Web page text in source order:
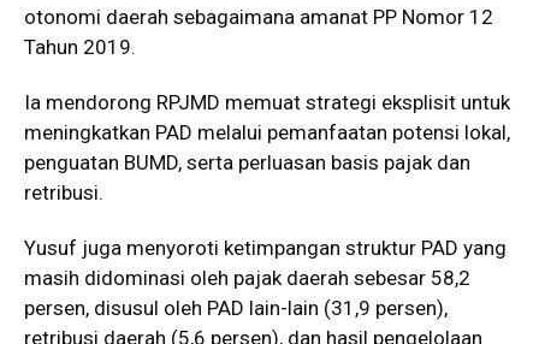
otonomi daerah sebagaimana amanat PP Nomor 12
Tahun 2019.
Ia mendorong RPJMD memuat strategi eksplisit untuk
meningkatkan PAD melalui pemanfaatan potensi lokal,
penguatan BUMD, serta perluasan basis pajak dan
retribusi.
Yusuf juga menyoroti ketimpangan struktur PAD yang
masih didominasi oleh pajak daerah sebesar 58,2
persen, disusul oleh PAD lain-lain (31,9 persen),
retribusi daerah (5,6 persen), dan hasil pengelolaan